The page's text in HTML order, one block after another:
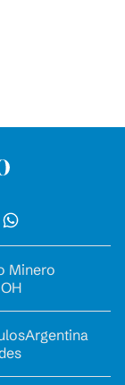
Minero
Argentina